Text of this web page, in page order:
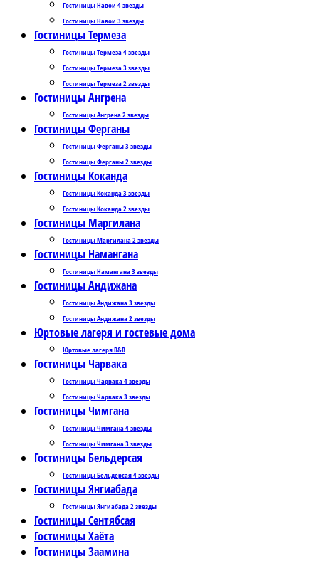
Гостиницы Навои 4 звезды
Гостиницы Навои 3 звезды
Гостиницы Термеза
Гостиницы Термеза 4 звезды
Гостиницы Термеза 3 звезды
Гостиницы Термеза 2 звезды
Гостиницы Ангрена
Гостиницы Ангрена 2 звезды
Гостиницы Ферганы
Гостиницы Ферганы 3 звезды
Гостиницы Ферганы 2 звезды
Гостиницы Коканда
Гостиницы Коканда 3 звезды
Гостиницы Коканда 2 звезды
Гостиницы Маргилана
Гостиницы Маргилана 2 звезды
Гостиницы Намангана
Гостиницы Намангана 3 звезды
Гостиницы Андижана
Гостиницы Андижана 3 звезды
Гостиницы Андижана 2 звезды
Юртовые лагеря и гостевые дома
Юртовые лагеря B&B
Гостиницы Чарвака
Гостиницы Чарвака 4 звезды
Гостиницы Чарвака 3 звезды
Гостиницы Чимгана
Гостиницы Чимгана 4 звезды
Гостиницы Чимгана 3 звезды
Гостиницы Бельдерсая
Гостиницы Бельдерсая 4 звезды
Гостиницы Янгиабада
Гостиницы Янгиабада 2 звезды
Гостиницы Сентябсая
Гостиницы Хаёта
Гостиницы Заамина